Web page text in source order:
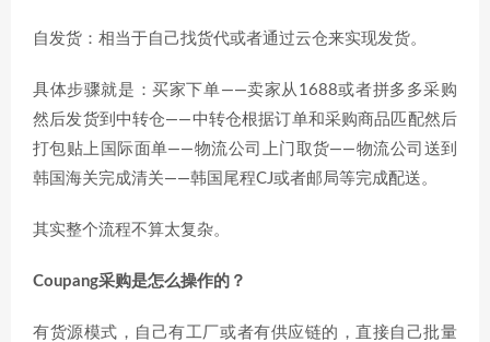
自发货：相当于自己找货代或者通过云仓来实现发货。
具体步骤就是：买家下单——卖家从1688或者拼多多采购
然后发货到中转仓——中转仓根据订单和采购商品匹配然后
打包贴上国际面单——物流公司上门取货——物流公司送到
韩国海关完成清关——韩国尾程CJ或者邮局等完成配送。
其实整个流程不算太复杂。
Coupang采购是怎么操作的？
有货源模式，自己有工厂或者有供应链的，直接自己批量